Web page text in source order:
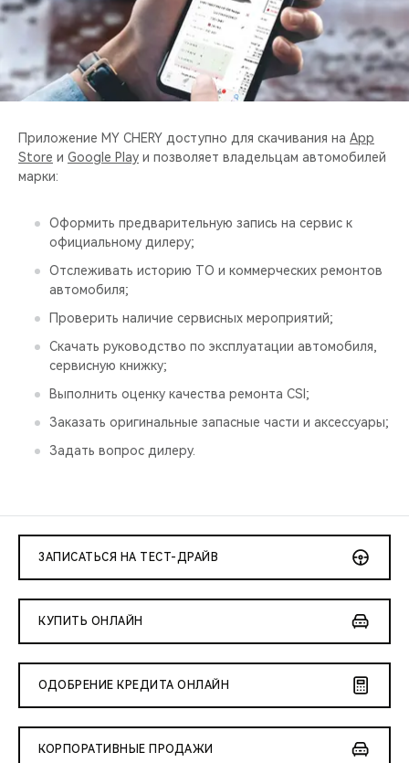
CHERY И СПОРТ
НАШИ МЕРОПРИЯТИЯ
ВИДЕООБЗОРЫ
Приложение MY CHERY доступно для скачивания на App
Store и Google Play и позволяет владельцам автомобилей
марки:
Оформить предварительную запись на сервис к
официальному дилеру;
Отслеживать историю ТО и коммерческих ремонтов
автомобиля;
Проверить наличие сервисных мероприятий;
Скачать руководство по эксплуатации автомобиля,
сервисную книжку;
Выполнить оценку качества ремонта CSI;
Заказать оригинальные запасные части и аксессуары;
Задать вопрос дилеру.
ЗАПИСАТЬСЯ НА ТЕСТ-ДРАЙВ
КУПИТЬ ОНЛАЙН
ОДОБРЕНИЕ КРЕДИТА ОНЛАЙН
КОРПОРАТИВНЫЕ ПРОДАЖИ